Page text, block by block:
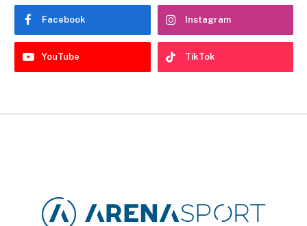
Facebook Instagram
YouTube TikTok